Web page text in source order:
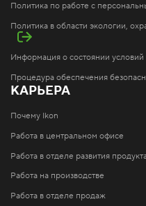
Политика по работе с
Политика в области экологии,
Информация о состоянии условий
Процедура обеспечения
КАРЬЕРА
Почему Ikon
Работа в центральном офисе
Работа в отделе развития
Работа на производстве
Работа в отделе продаж